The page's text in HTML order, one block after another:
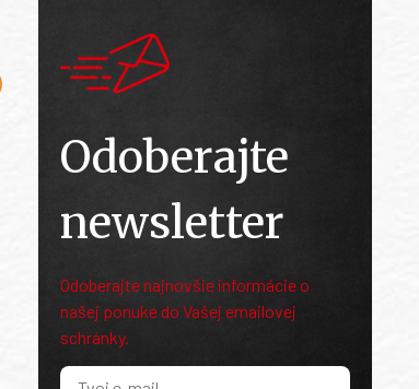
Odoberajte
newsletter
Odoberajte najnovšie informácie o
našej ponuke do Vašej emailovej
schránky.